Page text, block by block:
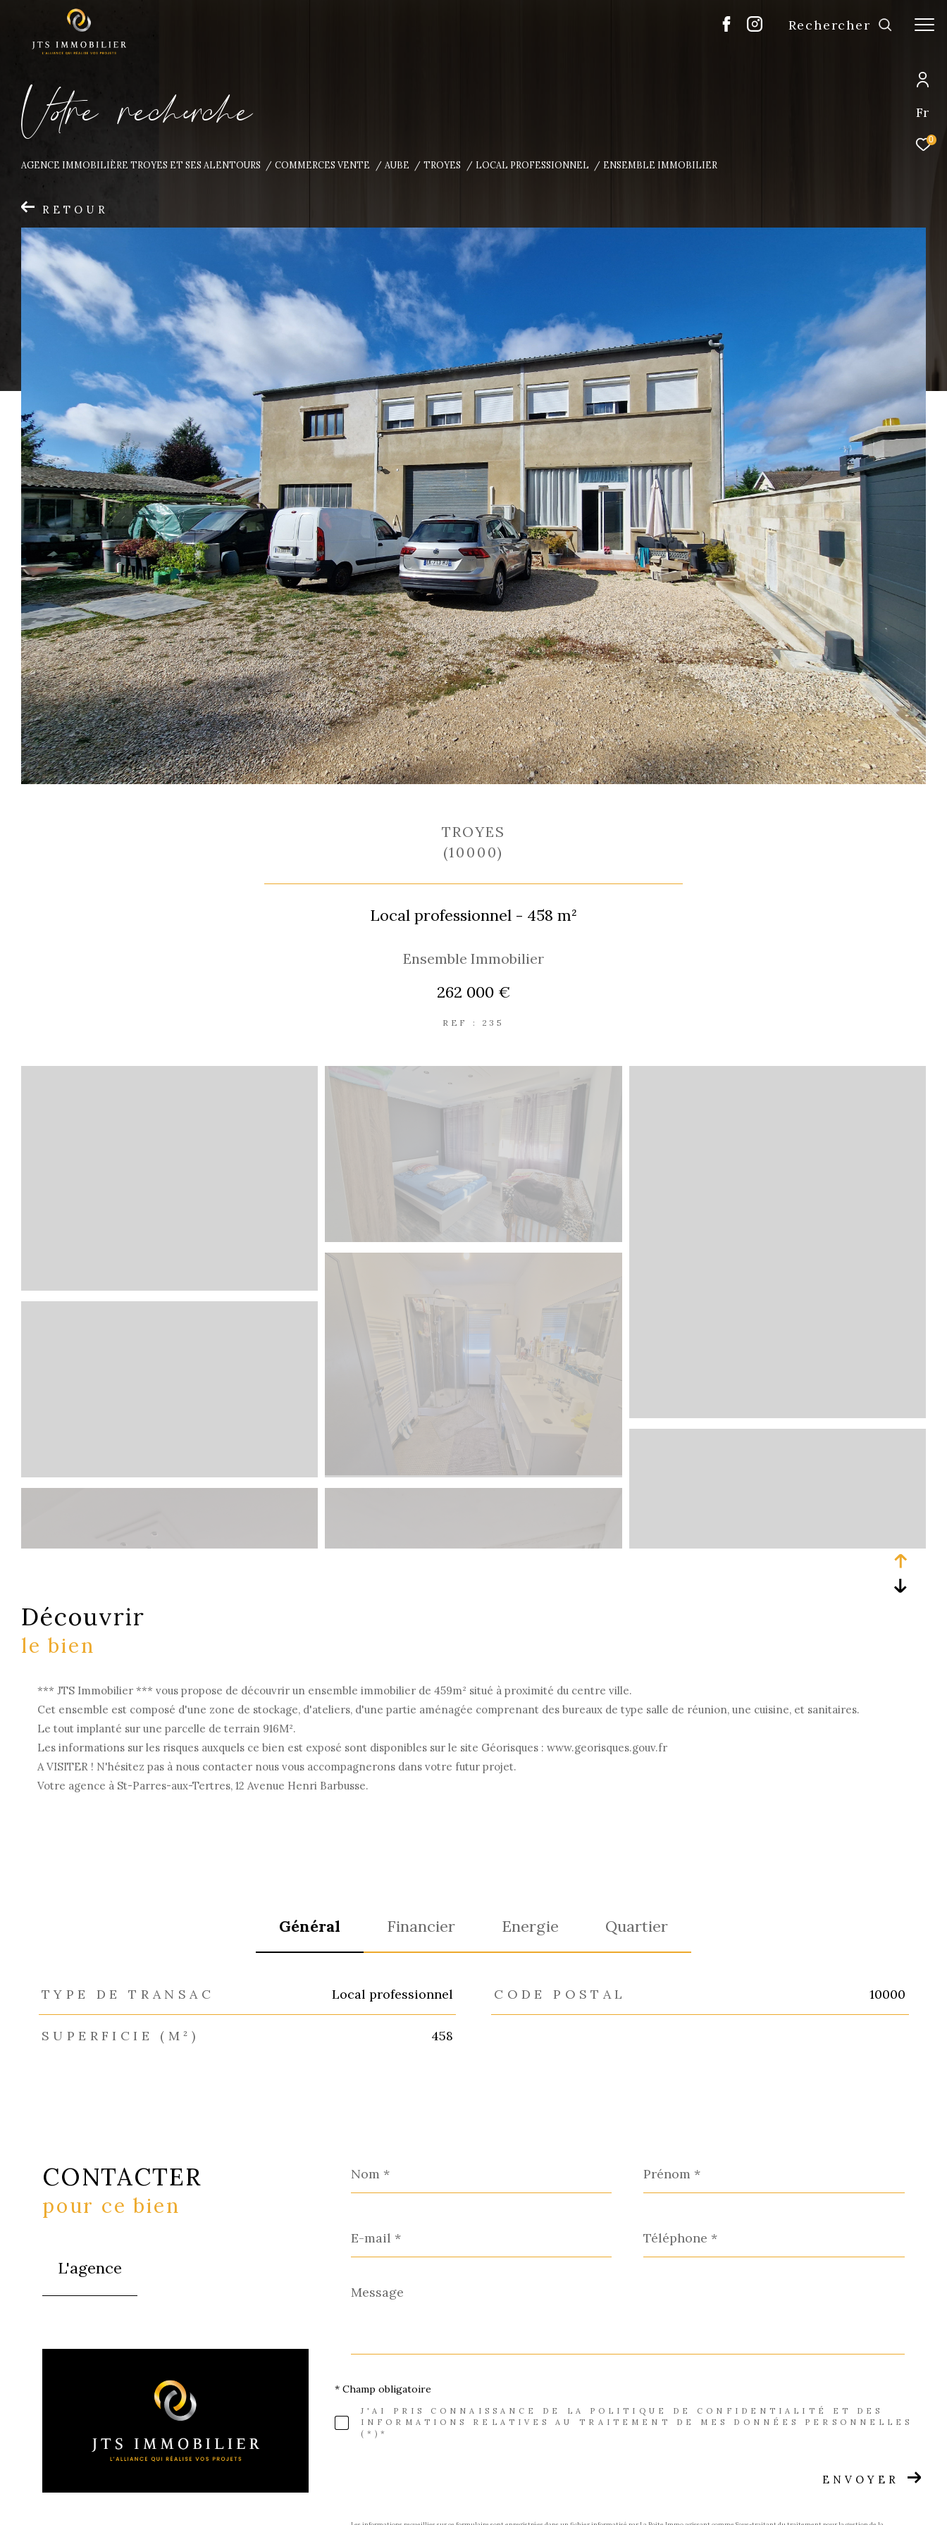
Fr
0
Rechercher
Vore recece
AGENCE IMMOBILIÈRE TROYES ET SES ALENTOURS COMMERCES VENTE AUBE TROYES LOCAL PROFESSIONNEL ENSEMBLE IMMOBILIER
RETOUR
TROYES
(10000)
Local professionnel - 458 m²
Ensemble Immobilier
262 000 €
REF : 235
découvrir
le bien
*** JTS Immobilier *** vous propose de découvrir un ensemble immobilier de 459m² situé à proximité du centre ville.
Cet ensemble est composé d'une zone de stockage, d'ateliers, d'une partie aménagée comprenant des bureaux de type salle de réunion, une cuisine, et sanitaires.
Le tout implanté sur une parcelle de terrain 916M².
Les informations sur les risques auxquels ce bien est exposé sont disponibles sur le site Géorisques : www.georisques.gouv.fr
A VISITER ! N'hésitez pas à nous contacter nous vous accompagnerons dans votre futur projet.
Votre agence à St-Parres-aux-Tertres, 12 Avenue Henri Barbusse.
Général Financier Energie Quartier
TRAD_ZEPHYR_Caracteristique TRAD_ZEPHYR_Valeurs
TYPE DE TRANSAC Local professionnel CODE POSTAL 10000
SUPERFICIE (M²) 458
CONTACTER
pour ce bien
L'agence
* *
mail
*
*
Message
*
J'AI PRIS CONNAISSANCE DE LA POLITIQUE DE CONFIDENTIALITÉ ET DES
INFORMATIONS RELATIVES AU TRAITEMENT DE MES DONNÉES PERSONNELLES
(*)*
* Champ obligatoire
ENVOYER